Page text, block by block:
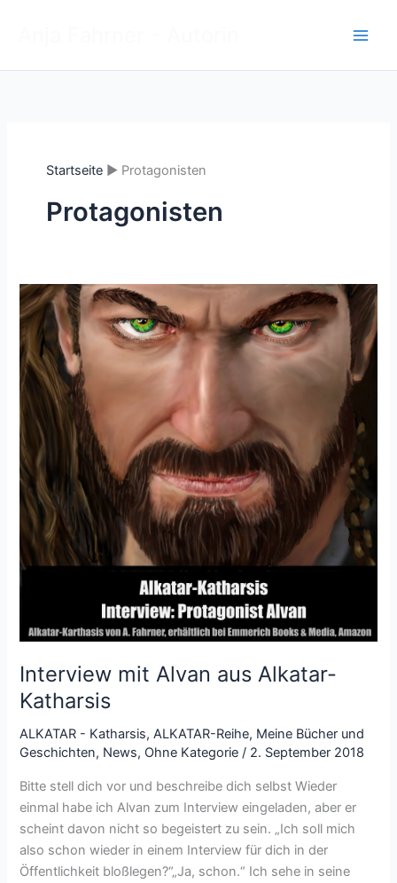
Startseite Protagonisten
Protagonisten
Interview mit Alvan aus Alkatar-
Katharsis
ALKATAR - Katharsis,ALKATAR-Reihe, Meine Bücher und
Geschichten, News, Ohne Kategorie / 2. September 2018
Bitte stell dich vor und beschreibe dich selbst Wieder
einmal habe ich Alvan zum Interview eingeladen, aber er
scheint davon nicht so begeistert zu sein. „Ich soll mich
also schon wieder in einem Interview für dich in der
Öffentlichkeit bloßlegen?“„Ja, schon.“ Ich sehe in seine